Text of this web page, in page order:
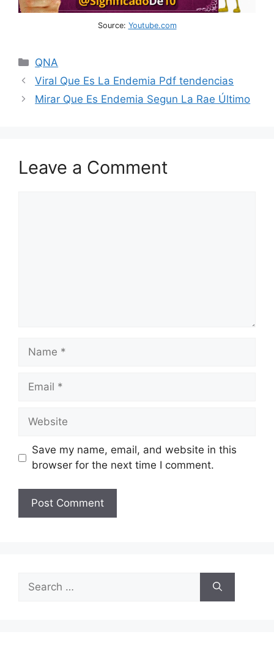
Source: Youtube.com
Categories
QNA
Viral Que Es La Endemia Pdf tendencias
Mirar Que Es Endemia Segun La Rae Último
Leave a Comment
Name
Email
Website
Save my name, email, and website in this
browser for the next time I comment.
for: